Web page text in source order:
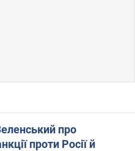
про
проти Росії й